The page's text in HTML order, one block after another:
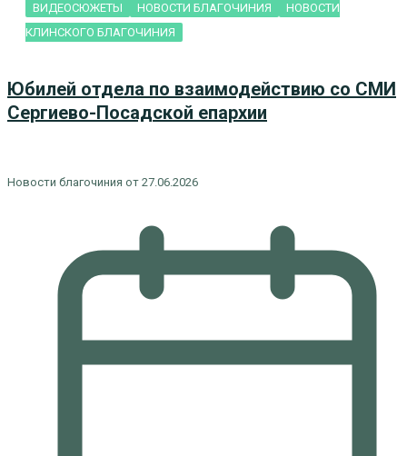
ВИДЕОСЮЖЕТЫ НОВОСТИ БЛАГОЧИНИЯ
НОВОСТИ
КЛИНСКОГО БЛАГОЧИНИЯ
Юбилей отдела по взаимодействию со СМИ
Сергиево-Посадской епархии
Новости благочиния от 27.06.2026